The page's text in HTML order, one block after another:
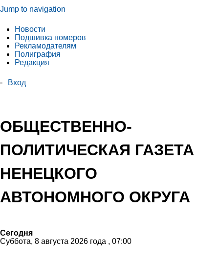
Jump to navigation
Новости
Подшивка номеров
Рекламодателям
Полиграфия
Редакция
Вход
ОБЩЕСТВЕННО-
ПОЛИТИЧЕСКАЯ ГАЗЕТА
НЕНЕЦКОГО
АВТОНОМНОГО ОКРУГА
Сегодня
Суббота, 8 августа 2026 года , 07:00